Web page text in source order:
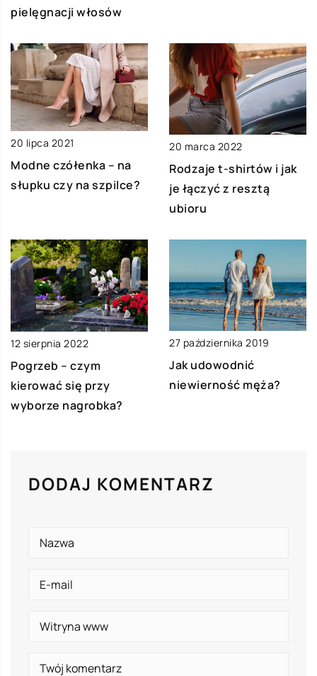
pielęgnacji włosów
20 lipca 2021
Modne czółenka – na
słupku czy na szpilce?
20 marca 2022
Rodzaje t-shirtów i jak
je łączyć z resztą
ubioru
12 sierpnia 2022
Pogrzeb – czym
kierować się przy
wyborze nagrobka?
27 października 2019
Jak udowodnić
niewierność męża?
DODAJ KOMENTARZ